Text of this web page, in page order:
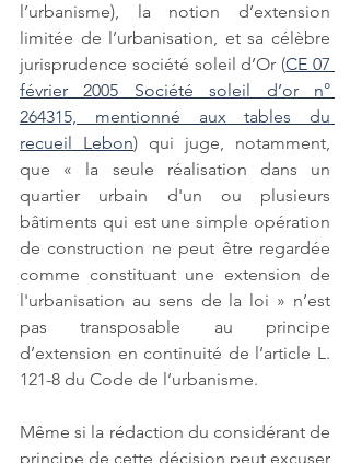
l’urbanisme), la notion d’extension
limitée de l’urbanisation, et sa célèbre
jurisprudence société soleil d’Or (CE 07
février 2005 Société soleil d’or n°
264315, mentionné aux tables du
recueil Lebon) qui juge, notamment,
que « la seule réalisation dans un
quartier urbain d'un ou plusieurs
bâtiments qui est une simple opération
de construction ne peut être regardée
comme constituant une extension de
l'urbanisation au sens de la loi » n’est
pas transposable au principe
d’extension en continuité de l’article L.
121-8 du Code de l’urbanisme.
Même si la rédaction du considérant de
principe de cette décision peut excuser